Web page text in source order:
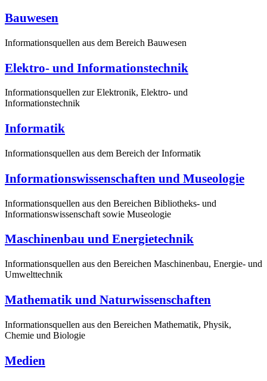
Bauwesen
Informationsquellen aus dem Bereich Bauwesen
Elektro- und Informationstechnik
Informationsquellen zur Elektronik, Elektro- und
Informationstechnik
Informatik
Informationsquellen aus dem Bereich der Informatik
Informationswissenschaften und Museologie
Informationsquellen aus den Bereichen Bibliotheks- und
Informationswissenschaft sowie Museologie
Maschinenbau und Energietechnik
Informationsquellen aus den Bereichen Maschinenbau, Energie- und
Umwelttechnik
Mathematik und Naturwissenschaften
Informationsquellen aus den Bereichen Mathematik, Physik,
Chemie und Biologie
Medien